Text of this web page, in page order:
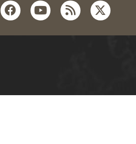
facebookyoutube
rss twitter